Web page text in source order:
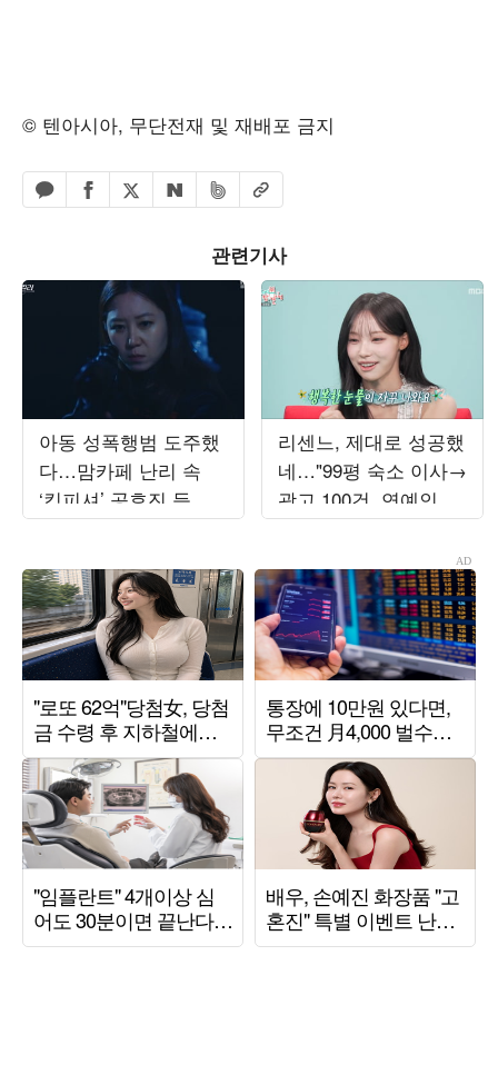
© 텐아시아, 무단전재 및 재배포 금지
카카오톡 공유하기
페이스북 공유하기
엑스 공유하기
네이버 공유하기
밴드 공유하기
URL복사
관련기사
아동 성폭행범 도주했
다…맘카페 난리 속
‘킹피셔’ 공효진 등판
(‘유부녀 킬러’)
리센느, 제대로 성공했
네…"99평 숙소 이사→
광고 100건, 연예인병
경계" ('전참시')